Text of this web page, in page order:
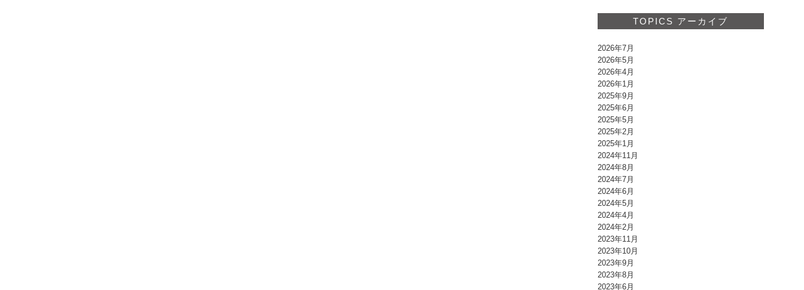
TOPICS アーカイブ
2026年7月
2026年5月
2026年4月
2026年1月
2025年9月
2025年6月
2025年5月
2025年2月
2025年1月
2024年11月
2024年8月
2024年7月
2024年6月
2024年5月
2024年4月
2024年2月
2023年11月
2023年10月
2023年9月
2023年8月
2023年6月